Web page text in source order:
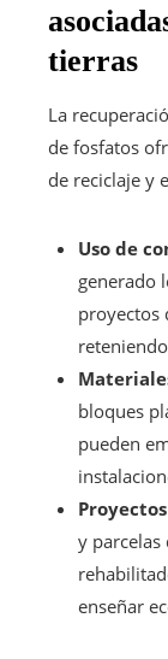
tierras
La
de fosfatos
de reciclaje y
Uso de
generado
proyectos
bloques
pueden
y
enseñar